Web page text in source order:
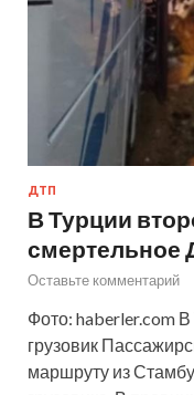
ДТП
В Турции
смертельное
Оставьте комментарий
Фото: haberler.com
грузовик
маршруту из